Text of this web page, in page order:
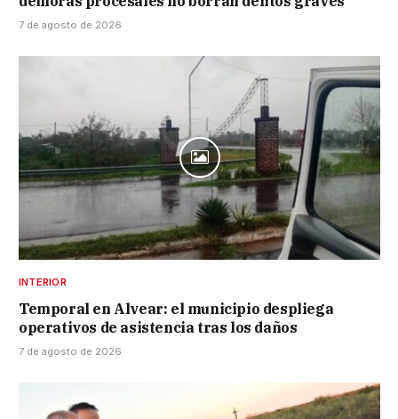
7 de agosto de 2026
INTERIOR
Temporal en Alvear: el municipio despliega
operativos de asistencia tras los daños
7 de agosto de 2026